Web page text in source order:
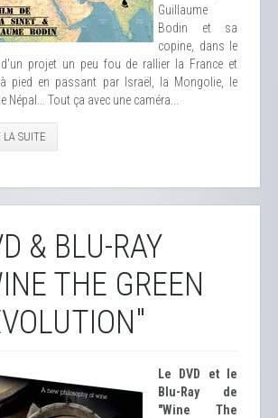
Guillaume
Bodin et sa
copine, dans le
d'un projet un peu fou de rallier la France et
à pied en passant par Israël, la Mongolie, le
Népal... Tout ça avec une caméra...
LA SUITE
& BLU-RAY
THE GREEN
Le DVD et le
Blu-Ray de
"Wine The